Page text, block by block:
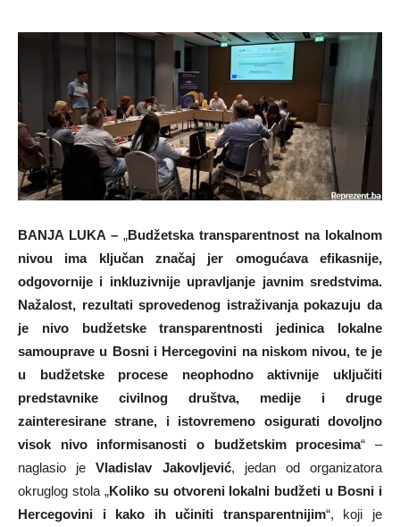
BANJA LUKA – „Budžetska transparentnost na lokalnom
nivou ima ključan značaj jer omogućava efikasnije,
odgovornije i inkluzivnije upravljanje javnim sredstvima.
Nažalost, rezultati sprovedenog istraživanja pokazuju da
je nivo budžetske transparentnosti jedinica lokalne
samouprave u Bosni i Hercegovini na niskom nivou, te je
u budžetske procese neophodno aktivnije uključiti
predstavnike civilnog društva, medije i druge
zainteresirane strane, i istovremeno osigurati dovoljno
visok nivo informisanosti o budžetskim procesima“ –
naglasio jeVladislav Jakovljević, jedan od organizatora
okruglog stola „Koliko su otvoreni lokalni budžeti u Bosni i
Hercegovini i kako ih učiniti transparentnijim“, koji je